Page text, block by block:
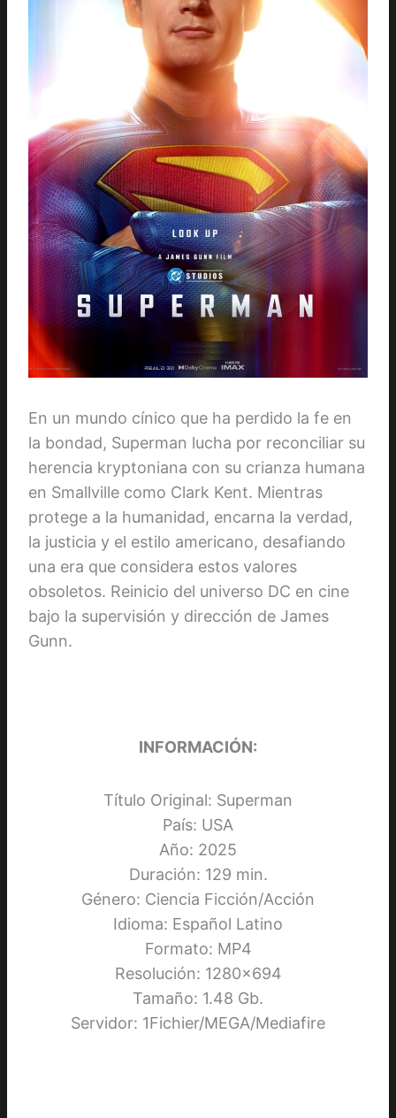
En un mundo cínico que ha perdido la fe en
la bondad, Superman lucha por reconciliar su
herencia kryptoniana con su crianza humana
en Smallville como Clark Kent. Mientras
protege a la humanidad, encarna la verdad,
la justicia y el estilo americano, desafiando
una era que considera estos valores
obsoletos. Reinicio del universo DC en cine
bajo la supervisión y dirección de James
Gunn.
INFORMACIÓN:
Título Original: Superman
País: USA
Año: 2025
Duración: 129 min.
Género: Ciencia Ficción/Acción
Idioma: Español Latino
Formato: MP4
Resolución: 1280×694
Tamaño: 1.48 Gb.
Servidor: 1Fichier/MEGA/Mediafire